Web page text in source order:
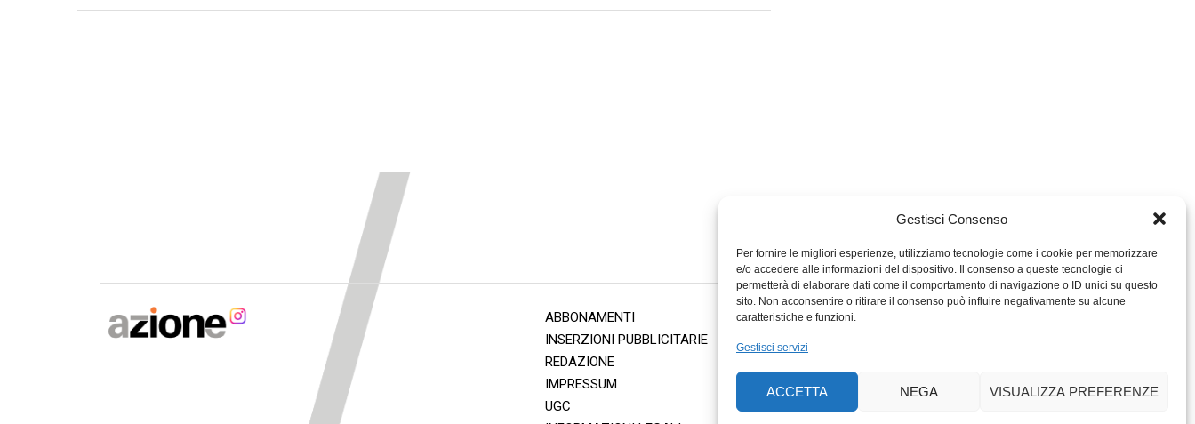
Gestisci Consenso
Per fornire le migliori esperienze, utilizziamo tecnologie come i cookie per memorizzare
e/o accedere alle informazioni del dispositivo. Il consenso a queste tecnologie ci
permetterà di elaborare dati come il comportamento di navigazione o ID unici su questo
sito. Non acconsentire o ritirare il consenso può influire negativamente su alcune
caratteristiche e funzioni.
Gestisci servizi
ACCETTA NEGA VISUALIZZA PREFERENZE
ABBONAMENTI
INSERZIONI PUBBLICITARIE
REDAZIONE
IMPRESSUM
UGC
MIGROS TICINO
PERCENTO CULTURALE
MIGROS TICINO